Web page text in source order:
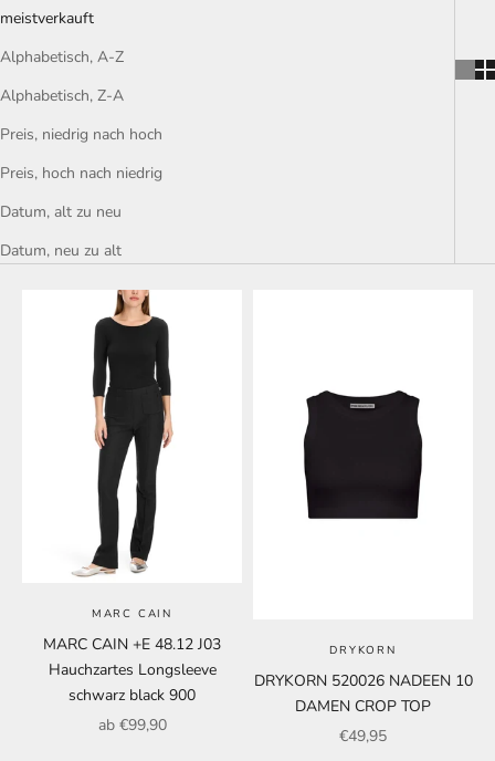
meistverkauft
Alphabetisch, A-Z
Alphabetisch, Z-A
Preis, niedrig nach hoch
Preis, hoch nach niedrig
Datum, alt zu neu
Datum, neu zu alt
MARC CAIN
MARC CAIN +E 48.12 J03
Hauchzartes Longsleeve
schwarz black 900
Angebot
ab €99,90
DRYKORN
DRYKORN 520026 NADEEN 10
DAMEN CROP TOP
Angebot
€49,95